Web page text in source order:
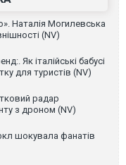
Наталія Могилевська
(NV)
Як італійські бабусі
для туристів (NV)
радар
з дроном (NV)
шокувала фанатів